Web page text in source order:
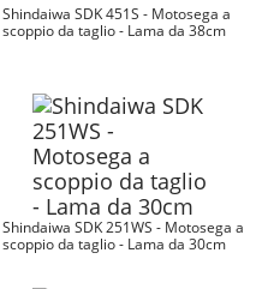
Shindaiwa SDK 451S - Motosega a
scoppio da taglio - Lama da 38cm
Shindaiwa SDK 251WS - Motosega a
scoppio da taglio - Lama da 30cm